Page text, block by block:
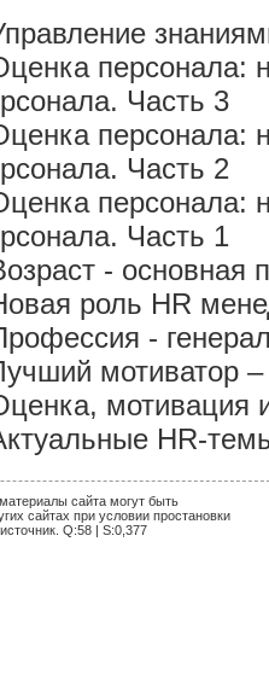
персонала:
Часть 3
персонала:
Часть 2
персонала:
Часть 1
- основная
роль HR
-
мотиватор –
мотивация
HR-
сайта могут быть
сайтах при условии простановки
Q:58 | S:0,377